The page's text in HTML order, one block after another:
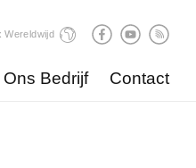
Wereldwijd
Ons Bedrijf Contact